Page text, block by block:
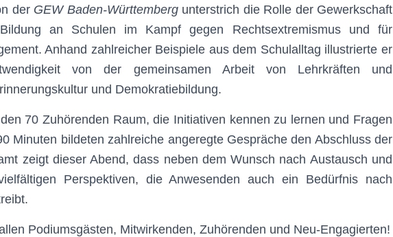
der GEW Baden-Württembergunterstrich die Rolle der Gewerkschaft
an Schulen im Kampf gegen Rechtsextremismus und für
Anhand zahlreicher Beispiele aus dem Schulalltag illustrierte er
von der gemeinsamen Arbeit von Lehrkräften und
und Demokratiebildung.
70 Zuhörenden Raum, die Initiativen kennen zu lernen und Fragen
Minuten bildeten zahlreiche angeregte Gespräche den Abschluss der
zeigt dieser Abend, dass neben dem Wunsch nach Austausch und
Perspektiven, die Anwesenden auch ein Bedürfnis nach
Podiumsgästen, Mitwirkenden, Zuhörenden und Neu-Engagierten!